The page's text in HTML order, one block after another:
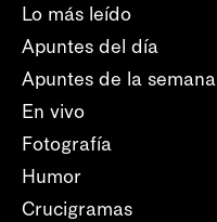
Lo más leído
Apuntes del día
Apuntes de la semana
En vivo
Fotografía
Humor
Crucigramas